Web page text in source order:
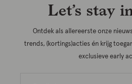
Let’s stay
Ontdek als allereerste onze
trends, (kortings)acties én krijg
exclusieve early